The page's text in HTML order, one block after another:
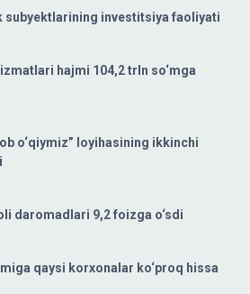
subyektlarining investitsiya faoliyati
hajmi 104,2 trln so‘mga
o‘qiymiz” loyihasining ikkinchi
daromadlari 9,2 foizga o‘sdi
qaysi korxonalar ko‘proq hissa